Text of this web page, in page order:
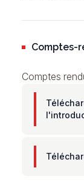
Comptes-
Comptes